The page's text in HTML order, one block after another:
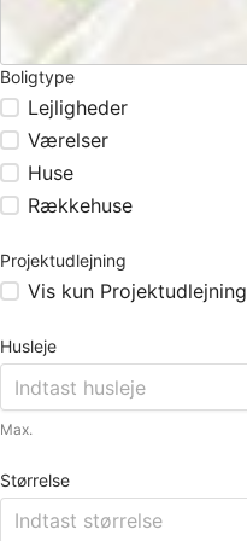
Boligtype
Lejligheder
Værelser
Huse
Rækkehuse
Projektudlejning
Vis kun Projektudlejning
Husleje
Max.
Størrelse